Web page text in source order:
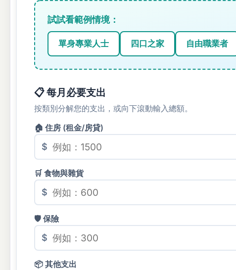
試試看範例情境：
單身專業人士 四口之家 自由職業者
📋 每月必要支出
按類別分解您的支出，或向下滾動輸入總額。
🏠 住房 (租金/房貸)
$
🛒 食物與雜貨
$
🛡 保險
$
📦 其他支出